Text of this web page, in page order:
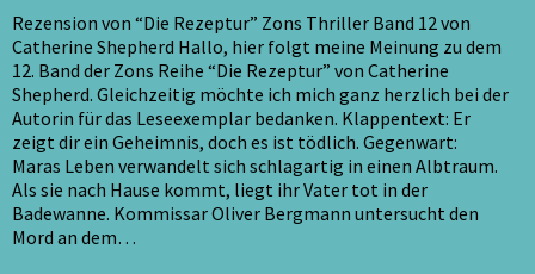
Rezension
Rezension von “Die Rezeptur” Zons Thriller Band 12 von
Catherine Shepherd Hallo, hier folgt meine Meinung zu dem
12. Band der Zons Reihe “Die Rezeptur” von Catherine
Shepherd. Gleichzeitig möchte ich mich ganz herzlich bei der
Autorin für das Leseexemplar bedanken. Klappentext: Er
zeigt dir ein Geheimnis, doch es ist tödlich. Gegenwart:
Maras Leben verwandelt sich schlagartig in einen Albtraum.
Als sie nach Hause kommt, liegt ihr Vater tot in der
Badewanne. Kommissar Oliver Bergmann untersucht den
Mord an dem…